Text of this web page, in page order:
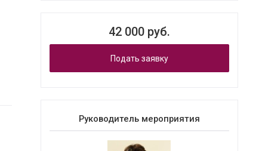
42 000 руб.
Подать заявку
Руководитель мероприятия